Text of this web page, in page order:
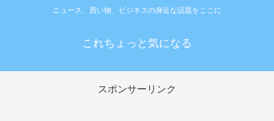
ニュース、買い物、ビジネスの身近な話題をここに
これちょっと気になる
スポンサーリンク